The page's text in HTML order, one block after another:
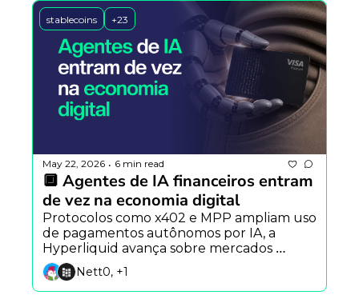
stablecoins +23
May 22, 2026 • 6 min read
🔲 Agentes de IA financeiros entram
de vez na economia digital
Protocolos como x402 e MPP ampliam uso
de pagamentos autônomos por IA, a
Hyperliquid avança sobre mercados
tradicionais e a DeepSeek prepara rival do
Claude Code.
Nett0, +1